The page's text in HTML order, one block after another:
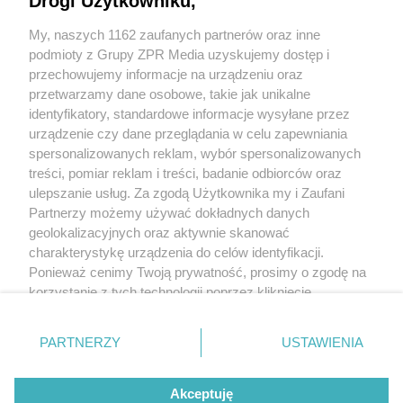
funkcjonariuszy?
Żaden utwór zamieszczony w serwisie nie może być powielany i
rozpowszechniany lub dalej rozpowszechniany w jakikolwiek sposób (w tym
także elektroniczny lub mechaniczny) na jakimkolwiek polu eksploatacji w
jakiejkolwiek formie, włącznie z umieszczaniem w Internecie bez pisemnej
zgody właściciela praw. Jakiekolwiek użycie lub wykorzystanie utworów w
całości lub w części z naruszeniem prawa, tzn. bez właściwej zgody, jest
zabronione pod groźbą kary i może być ścigane prawnie.
My, naszych 1162 zaufanych partnerów oraz inne
podmioty z Grupy ZPR Media uzyskujemy dostęp i
przechowujemy informacje na urządzeniu oraz
przetwarzamy dane osobowe, takie jak unikalne
identyfikatory, standardowe informacje wysyłane przez
urządzenie czy dane przeglądania w celu zapewniania
spersonalizowanych reklam, wybór spersonalizowanych
treści, pomiar reklam i treści, badanie odbiorców oraz
ulepszanie usług. Za zgodą Użytkownika my i Zaufani
Partnerzy możemy używać dokładnych danych
geolokalizacyjnych oraz aktywnie skanować
charakterystykę urządzenia do celów identyfikacji.
Ponieważ cenimy Twoją prywatność, prosimy o zgodę na
korzystanie z tych technologii poprzez kliknięcie
zmienić/wycofać klikając przycisk ustawień prywatności
znajdujący się w lewym dolnym rogu strony
rodzaje przetwarzania danych nie wymagają zgody
użytkownika, ale masz prawo sprzeciwić się takiemu
PARTNERZY USTAWIENIA
Akceptuję